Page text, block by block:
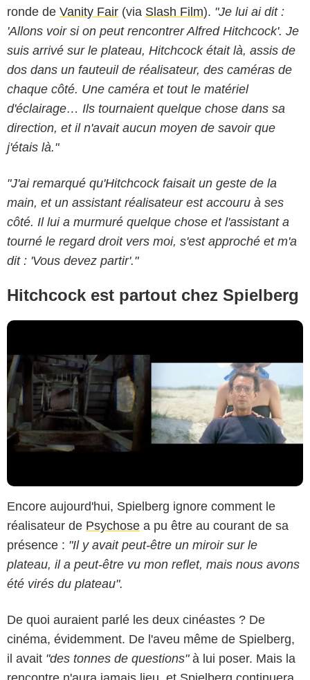
ronde de Vanity Fair (via Slash Film). "Je lui ai dit :
'Allons voir si on peut rencontrer Alfred Hitchcock'. Je
suis arrivé sur le plateau, Hitchcock était là, assis de
dos dans un fauteuil de réalisateur, des caméras de
chaque côté. Une caméra et tout le matériel
d'éclairage… Ils tournaient quelque chose dans sa
direction, et il n'avait aucun moyen de savoir que
j'étais là."
"J'ai remarqué qu'Hitchcock faisait un geste de la
main, et un assistant réalisateur est accouru à ses
côté. Il lui a murmuré quelque chose et l'assistant a
tourné le regard droit vers moi, s'est approché et m'a
dit : 'Vous devez partir'."
Hitchcock est partout chez Spielberg
Encore aujourd'hui, Spielberg ignore comment le
réalisateur de Psychose a pu être au courant de sa
présence : "Il y avait peut-être un miroir sur le
plateau, il a peut-être vu mon reflet, mais nous avons
été virés du plateau".
De quoi auraient parlé les deux cinéastes ? De
cinéma, évidemment. De l'aveu même de Spielberg,
il avait "des tonnes de questions"à lui poser. Mais la